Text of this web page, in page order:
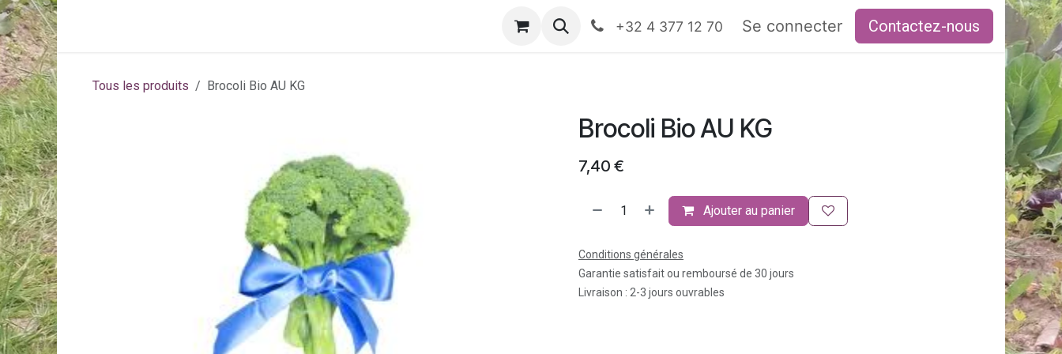
Se rendre au contenu
Rendez-vous Événements HORAIRES
+32 4 377 12 70 Se connecter Contactez-nous
Tous les produits Brocoli Bio AU KG
Brocoli Bio AU KG
7,40 €
Ajouter au panier
Conditions générales
Garantie satisfait ou remboursé de 30 jours
Livraison : 2-3 jours ouvrables